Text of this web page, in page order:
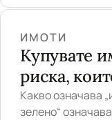
ИМОТИ
Купувате
риска,
Какво означава
зелено“